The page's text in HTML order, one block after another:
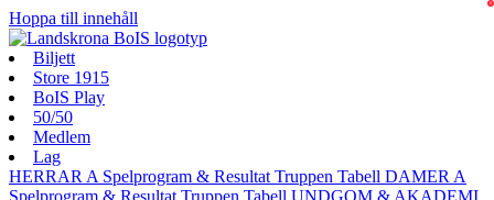
Hoppa till innehåll
Biljett
Store 1915
BoIS Play
50/50
Medlem
Lag
HERRAR A Spelprogram & Resultat Truppen Tabell DAMER A
Spelprogram & Resultat Truppen Tabell UNDGOM & AKADEMI
0